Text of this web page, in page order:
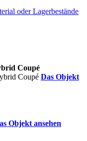
Coupé
Das Objekt
Objekt ansehen